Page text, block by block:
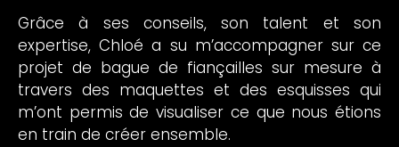
Grâce à ses conseils, son talent et son
expertise, Chloé a su m’accompagner sur ce
projet de bague de fiançailles sur mesure à
travers des maquettes et des esquisses qui
m’ont permis de visualiser ce que nous étions
en train de créer ensemble.